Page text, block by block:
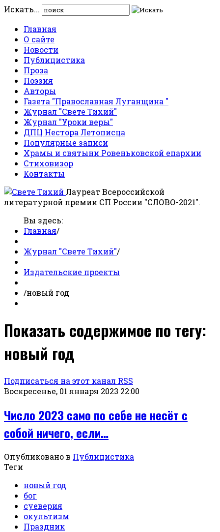
Искать...
Главная
О сайте
Новости
Публицистика
Проза
Поэзия
Авторы
Газета "Православная Луганщина "
Журнал "Свете Тихий"
Журнал "Уроки веры"
ДПЦ Нестора Летописца
Популярные записи
Храмы и святыни Ровеньковской епархии
Стиховизор
Контакты
Лауреат Всероссийской
литературной премии СП России "СЛОВО-2021".
Вы здесь:
Главная/
Журнал "Свете Тихий"/
Издательские проекты
/новый год
Показать содержимое по тегу:
новый год
Подписаться на этот канал RSS
Воскресенье, 01 января 2023 22:00
Число 2023 само по себе не несёт с
собой ничего, если…
Опубликовано в Публицистика
Теги
новый год
бог
суеверия
окультизм
Праздник